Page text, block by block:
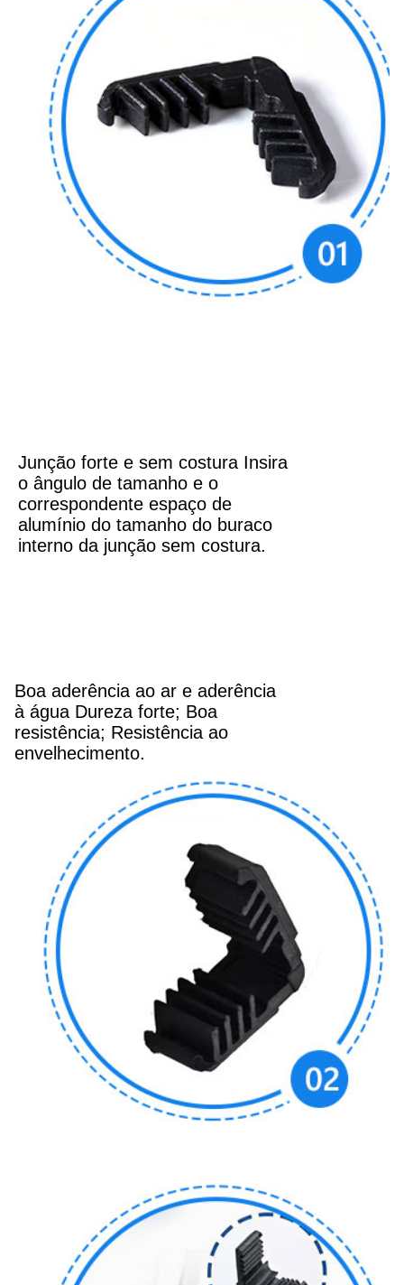
Junção forte e sem costura Insira
o ângulo de tamanho e o
correspondente espaço de
alumínio do tamanho do buraco
interno da junção sem costura.
Boa aderência ao ar e aderência
à água Dureza forte; Boa
resistência; Resistência ao
envelhecimento.